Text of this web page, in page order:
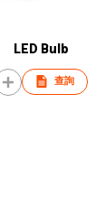
LED Bulb
查詢